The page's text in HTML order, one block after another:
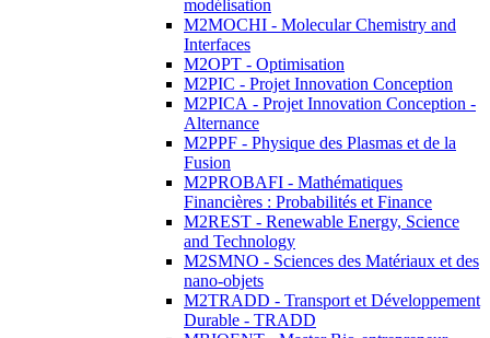
modélisation
M2MOCHI - Molecular Chemistry and
Interfaces
M2OPT - Optimisation
M2PIC - Projet Innovation Conception
M2PICA - Projet Innovation Conception -
Alternance
M2PPF - Physique des Plasmas et de la
Fusion
M2PROBAFI - Mathématiques
Financières : Probabilités et Finance
M2REST - Renewable Energy, Science
and Technology
M2SMNO - Sciences des Matériaux et des
nano-objets
M2TRADD - Transport et Développement
Durable - TRADD